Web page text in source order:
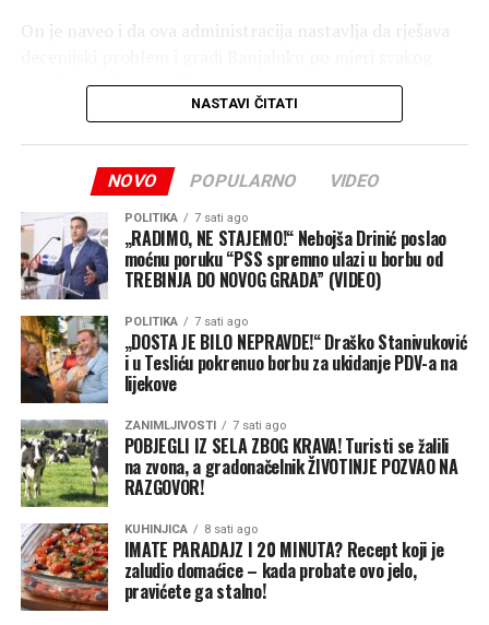
On je naveo i da ova administracija nastavlja da rješava
čovjeka i svake porodice.
zaključio je Stanivuković.
Nezavisne
NASTAVI ČITATI
NOVO POPULARNO VIDEO
POLITIKA 7 sati ago
„RADIMO, NE STAJEMO!“ Nebojša Drinić poslao
moćnu poruku “PSS spremno ulazi u borbu od
TREBINJA DO NOVOG GRADA” (VIDEO)
POLITIKA 7 sati ago
„DOSTA JE BILO NEPRAVDE!“ Draško Stanivuković
i u Tesliću pokrenuo borbu za ukidanje PDV-a na
lijekove
ZANIMLJIVOSTI 7 sati ago
POBJEGLI IZ SELA ZBOG KRAVA! Turisti se žalili
na zvona, a gradonačelnik ŽIVOTINJE POZVAO NA
RAZGOVOR!
KUHINJICA 8 sati ago
IMATE PARADAJZ I 20 MINUTA? Recept koji je
zaludio domaćice – kada probate ovo jelo,
pravićete ga stalno!